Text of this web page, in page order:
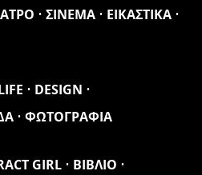
ΣΙΝΕΜΑ
ΕΙΚΑΣΤΙΚΑ
DESIGN
ΦΩΤΟΓΡΑΦΙΑ
GIRL
ΒΙΒΛΙΟ